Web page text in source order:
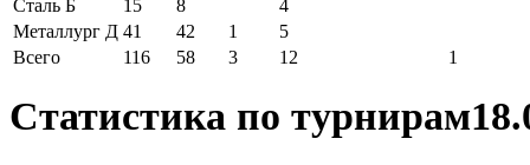
Сталь Б
15 8
4
Металлург Д 41 42 1
5
Всего
116 58 3 12 1
Статистика по турнирам